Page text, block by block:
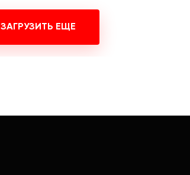
ЗАГРУЗИТЬ ЕЩЕ